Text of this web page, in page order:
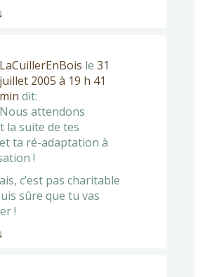
↓
LaCuillerEnBois le 31
juillet 2005 à 19 h 41
min dit:
Nous attendons
la suite de tes
ta ré-adaptation à
!
c’est pas charitable
sûre que tu vas
!
↓